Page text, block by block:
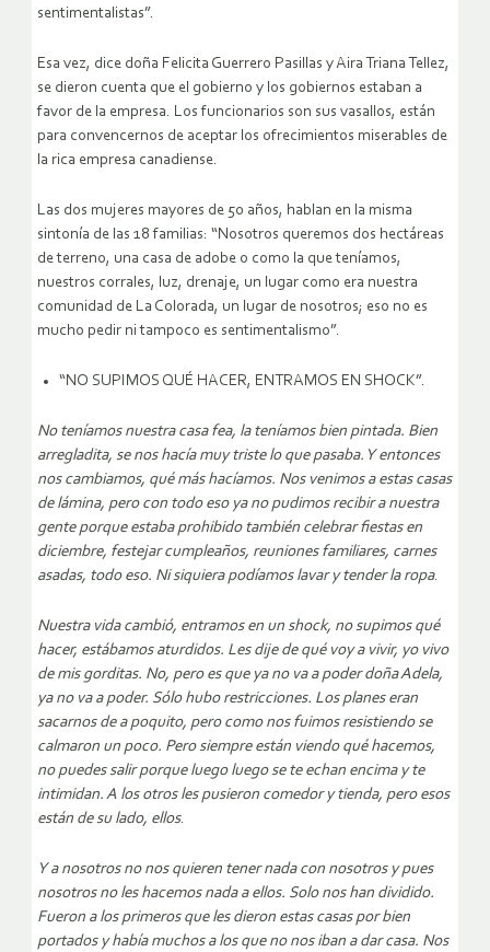
sentimentalistas”.
Esa vez, dice doña Felicita Guerrero Pasillas y Aira Triana Tellez,
se dieron cuenta que el gobierno y los gobiernos estaban a
favor de la empresa. Los funcionarios son sus vasallos, están
para convencernos de aceptar los ofrecimientos miserables de
la rica empresa canadiense.
Las dos mujeres mayores de 50 años, hablan en la misma
sintonía de las 18 familias: “Nosotros queremos dos hectáreas
de terreno, una casa de adobe o como la que teníamos,
nuestros corrales, luz, drenaje, un lugar como era nuestra
comunidad de La Colorada, un lugar de nosotros; eso no es
mucho pedir ni tampoco es sentimentalismo”.
“NO SUPIMOS QUÉ HACER, ENTRAMOS EN SHOCK”.
No teníamos nuestra casa fea, la teníamos bien pintada. Bien
arregladita, se nos hacía muy triste lo que pasaba. Y entonces
nos cambiamos, qué más hacíamos. Nos venimos a estas casas
de lámina, pero con todo eso ya no pudimos recibir a nuestra
gente porque estaba prohibido también celebrar fiestas en
diciembre, festejar cumpleaños, reuniones familiares, carnes
asadas, todo eso. Ni siquiera podíamos lavar y tender la ropa.
Nuestra vida cambió, entramos en un shock, no supimos qué
hacer, estábamos aturdidos. Les dije de qué voy a vivir, yo vivo
de mis gorditas. No, pero es que ya no va a poder doña Adela,
ya no va a poder. Sólo hubo restricciones. Los planes eran
sacarnos de a poquito, pero como nos fuimos resistiendo se
calmaron un poco. Pero siempre están viendo qué hacemos,
no puedes salir porque luego luego se te echan encima y te
intimidan. A los otros les pusieron comedor y tienda, pero esos
están de su lado, ellos.
Y a nosotros no nos quieren tener nada con nosotros y pues
nosotros no les hacemos nada a ellos. Solo nos han dividido.
Fueron a los primeros que les dieron estas casas por bien
portados y había muchos a los que no nos iban a dar casa. Nos